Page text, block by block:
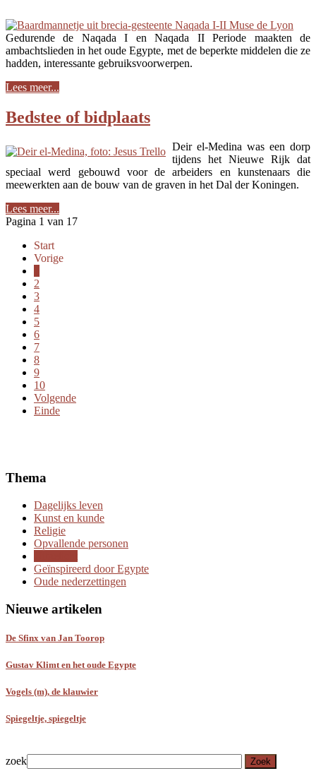
Gedurende de Naqada I en Naqada II Periode maakten de
ambachtslieden in het oude Egypte, met de beperkte middelen die ze
hadden, interessante gebruiksvoorwerpen.
Lees meer...
Bedstee of bidplaats
Deir el-Medina was een dorp
tijdens het Nieuwe Rijk dat
speciaal werd gebouwd voor de arbeiders en kunstenaars die
meewerkten aan de bouw van de graven in het Dal der Koningen.
Lees meer...
Pagina 1 van 17
Start
Vorige
2
3
4
5
6
7
8
9
10
Volgende
Einde
Thema
Dagelijks leven
Kunst en kunde
Religie
Opvallende personen
Geïnspireerd door Egypte
Oude nederzettingen
Nieuwe artikelen
De Sfinx van Jan Toorop
Gustav Klimt en het oude Egypte
Vogels (m), de klauwier
Spiegeltje, spiegeltje
zoek Zoek